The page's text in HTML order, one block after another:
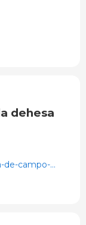
dehesa
de-campo-